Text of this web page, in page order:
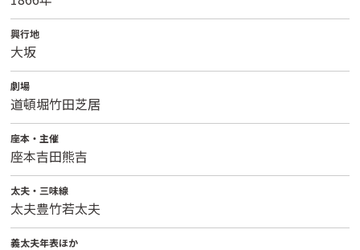
興行地
大坂
劇場
道頓堀竹田芝居
座本・主催
座本吉田熊吉
太夫・三味線
太夫豊竹若太夫
義太夫年表ほか